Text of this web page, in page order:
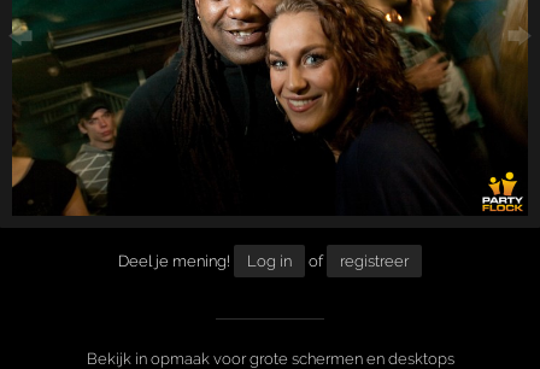
Deel je mening! Log in of registreer
Bekijk in opmaak voor grote schermen en desktops